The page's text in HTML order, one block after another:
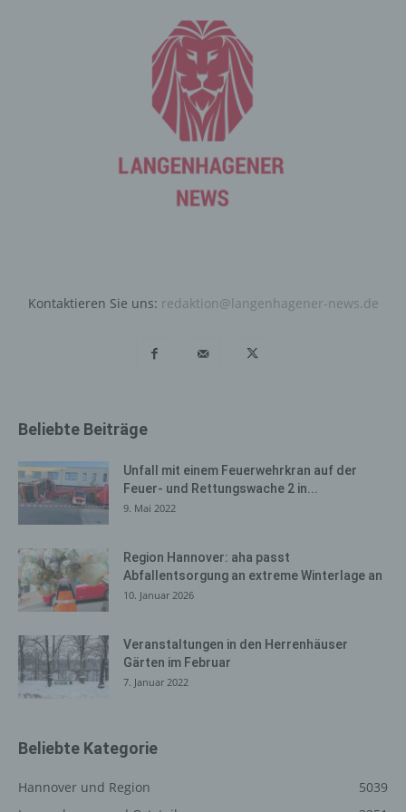
Kontaktieren Sie uns: redaktion@langenhagener-news.de
Beliebte Beiträge
Unfall mit einem Feuerwehrkran auf der
Feuer- und Rettungswache 2 in...
9. Mai 2022
Region Hannover: aha passt
Abfallentsorgung an extreme Winterlage an
10. Januar 2026
Veranstaltungen in den Herrenhäuser
Gärten im Februar
7. Januar 2022
Beliebte Kategorie
Hannover und Region
5039
die für die Registrierung verwendet wird. Die von der
betroffenen Person eingegebenen personenbezogenen
Daten werden ausschließlich für die interne Verwendung
bei dem für die Verarbeitung Verantwortlichen und für
eigene Zwecke erhoben und gespeichert. Der für die
Verarbeitung Verantwortliche kann die Weitergabe an
einen Paketdienstleister, veranlassen, der die
personenbezogenen Daten ebenfalls ausschließlich für
eine interne Verwendung, die dem für die Verarbeitung
Internet-Service-Provider (ISP) der betroffenen Person
erfolgt vor dem Hintergrund, dass nur so der Missbrauch
zur Absicherung des für die Verarbeitung
Daten an Dritte erfolgt grundsätzlich nicht, sofern keine
gesetzliche Pflicht zur Weitergabe besteht oder die
Weitergabe der Strafverfolgung dient.
Die Registrierung der betroffenen Person unter
freiwilliger Angabe personenbezogener Daten dient dem
für die Verarbeitung Verantwortlichen dazu, der
betroffenen Person Inhalte oder Leistungen anzubieten,
Benutzern angeboten werden können. Registrierten
Personen steht die Möglichkeit frei, die bei der
Registrierung angegebenen personenbezogenen Daten
löschen zu lassen.
betroffenen Person jederzeit auf Anfrage Auskunft